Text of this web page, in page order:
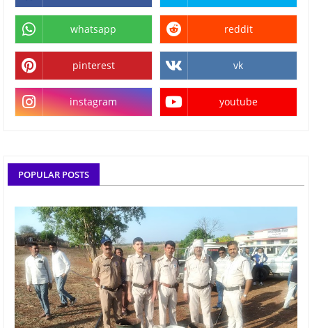
whatsapp reddit
pinterest vk
instagram youtube
POPULAR POSTS